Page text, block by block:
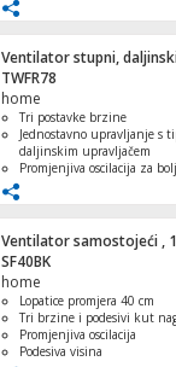
Ventilator stupni,
TWFR78
home
Tri postavke brzine
Jednostavno upravljanje s
daljinskim upravljačem
Promjenjiva oscilacija za
Kompaktan i lagan za
premještanje
Moderan dizajn koji se
interijer
Ventilator samostojeći ,
SF40BK
home
Lopatice promjera 40 cm
Tri brzine i podesivi kut
Promjenjiva oscilacija
Podesiva visina